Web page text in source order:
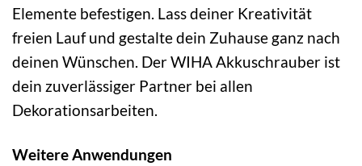
Elemente befestigen. Lass deiner Kreativität
freien Lauf und gestalte dein Zuhause ganz nach
deinen Wünschen. Der WIHA Akkuschrauber ist
dein zuverlässiger Partner bei allen
Dekorationsarbeiten.
Weitere Anwendungen